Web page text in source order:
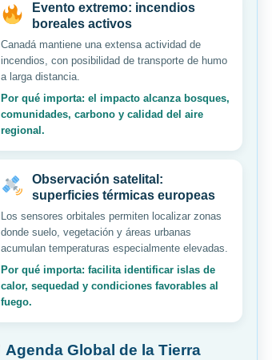
Evento extremo: incendios
boreales activos
Canadá mantiene una extensa actividad de
incendios, con posibilidad de transporte de humo
a larga distancia.
Por qué importa: el impacto alcanza bosques,
comunidades, carbono y calidad del aire
regional.
Observación satelital:
superficies térmicas europeas
Los sensores orbitales permiten localizar zonas
donde suelo, vegetación y áreas urbanas
acumulan temperaturas especialmente elevadas.
Por qué importa: facilita identificar islas de
calor, sequedad y condiciones favorables al
fuego.
Agenda Global de la Tierra